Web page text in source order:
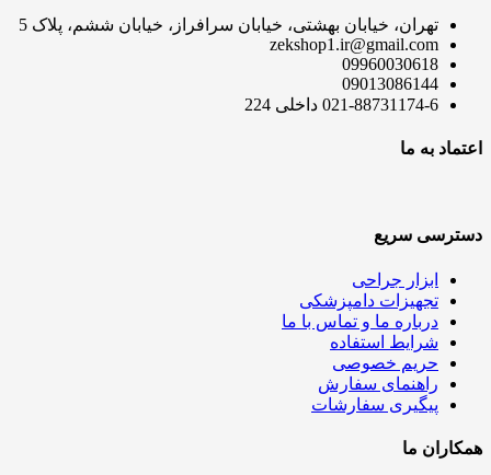
تهران، خیابان بهشتی، خیابان سرافراز، خیابان ششم، پلاک 5
zekshop1.ir@gmail.com
09960030618
09013086144
021-88731174-6 داخلی 224
اعتماد به ما
دسترسی سریع
ابزار جراحی
تجهیزات دامپزشکی
درباره ما و تماس با ما
شرایط استفاده
حریم خصوصی
راهنمای سفارش
پیگیری سفارشات
همکاران ما